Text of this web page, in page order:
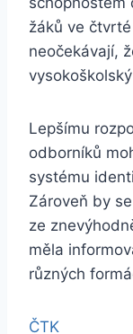
žáků ve
neočekávají,
Lepšímu
odborníků
systému
Zároveň by
ze
měla
různých
ČTK